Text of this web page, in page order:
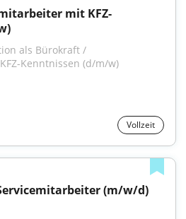
mit KFZ-
als Bürokraft /
Kenntnissen (d/m/w)
Vollzeit
(m/w/d)